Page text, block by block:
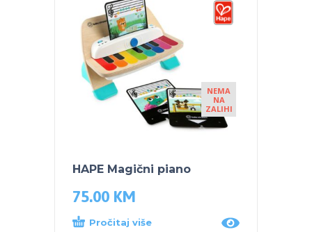
NEMA
NA
ZALIHI
HAPE Magični piano
75.00 KM
Pročitaj više